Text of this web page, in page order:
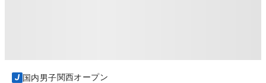
国内男子関西オープン